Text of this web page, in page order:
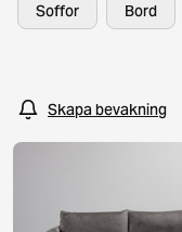
Soffor Bord
Skapa bevakning